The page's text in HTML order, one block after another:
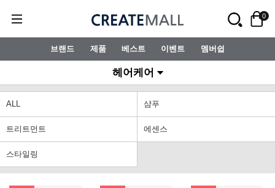
0
브랜드 제품 베스트 이벤트 멤버쉽
헤어케어
ALL 샴푸
트리트먼트 에센스
스타일링